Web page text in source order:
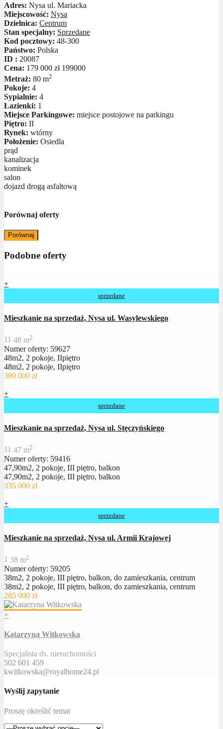
Adres: Nysa ul. Mariacka
Miejscowość: Nysa
Dzielnica: Centrum
Stan specjalny: Sprzedane
Kod pocztowy: 48-300
Państwo: Polska
ID : 20087
Cena: 179 000 zł 199000
Metraż: 80 m2
Pokoje: 4
Sypialnie: 4
Łazienki: 1
Miejsce Parkingowe: miejsce postojowe na parkingu
Piętro: II
Rynek: wtórny
Położenie: Osiedla
prąd
kanalizacja
kominek
salon
dojazd drogą asfaltową
Porównaj oferty
Porównaj
Podobne oferty
+
sprzedane
Mieszkanie na sprzedaż, Nysa ul. Wasylewskiego
11 48 m2
Numer oferty: 59627
48m2, 2 pokoje, IIpiętro
48m2, 2 pokoje, IIpiętro
389 000 zł
+
sprzedane
Mieszkanie na sprzedaż, Nysa ul. Stęczyńskiego
11 47 m2
Numer oferty: 59416
47,90m2, 2 pokoje, III piętro, balkon
47,90m2, 2 pokoje, III piętro, balkon
335 000 zł
+
sprzedane
Mieszkanie na sprzedaż, Nysa ul. Armii Krajowej
1 38 m2
Numer oferty: 59205
38m2, 2 pokoje, III piętro, balkon, do zamieszkania, centrum
38m2, 2 pokoje, III piętro, balkon, do zamieszkania, centrum
285 000 zł
+
Katarzyna Witkowska
Specjalista ds. nieruchomości
502 601 459
kwitkowska@royalhome24.pl
Wyślij zapytanie
Proszę określić temat